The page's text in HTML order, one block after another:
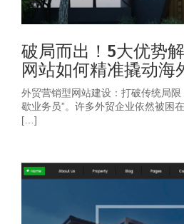
破局而出！5大优势
网站如何精准撬动海
外贸营销型网站建设：打破传统局
歇业务员”。许多外贸企业依然被困
[…]